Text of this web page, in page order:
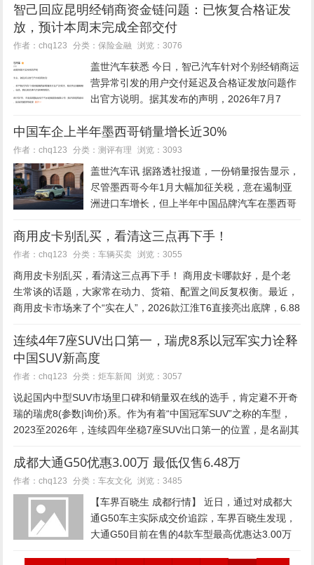
智己回应昆明经销商资金链问题：已恢复合格证发
放，预计本周末完成全部交付
作者：chq123 分类：保险金融 浏览：3076
盖世汽车获悉 今日，智己汽车针对个别经销商运
营异常引发的用户交付延迟及合格证发放问题作
出官方说明。据其发布的声明，2026年7月7
智合悦行汽车销售服务有限公司，因民间借贷导
致资金链断裂，致使部分购车...
中国车企上半年墨西哥销量增长近30%
作者：chq123 分类：测评有理 浏览：3093
盖世汽车讯 据路透社报道，一份销量报告显示，
尽管墨西哥今年1月大幅加征关税，意在遏制亚
洲进口车增长，但上半年中国品牌汽车在墨西哥
协会的报告显示，今年上半年中国品牌新车销量
从去年同期的107,71...
商用皮卡别乱买，看清这三点再下手！
作者：chq123 分类：车辆买卖 浏览：3055
商用皮卡别乱买，看清这三点再下手！ 商用皮卡哪款好，是个老
生常谈的话题，大家常在动力、货箱、配置之间反复权衡。最近，
商用皮卡市场来了个“实在人”，2026款江淮T6直接亮出底牌，6.88
连续4年7座SUV出口第一，瑞虎8系以冠军实力诠释
中国SUV新高度
作者：chq123 分类：炬车新闻 浏览：3057
说起国内中型SUV市场里口碑和销量双在线的选手，肯定避不开奇
瑞的瑞虎8(参数|询价)系。作为有着“中国冠军SUV”之称的车型，
2023至2026年，连续四年坐稳7座SUV出口第一的位置，是名副其
成都大通G50优惠3.00万 最低仅售6.48万
作者：chq123 分类：车友文化 浏览：3485
【车界百晓生 成都行情】 近日，通过对成都大
通G50车主实际成交价追踪，车界百晓生发现，
大通G50目前在售的4款车型最高优惠达3.00万